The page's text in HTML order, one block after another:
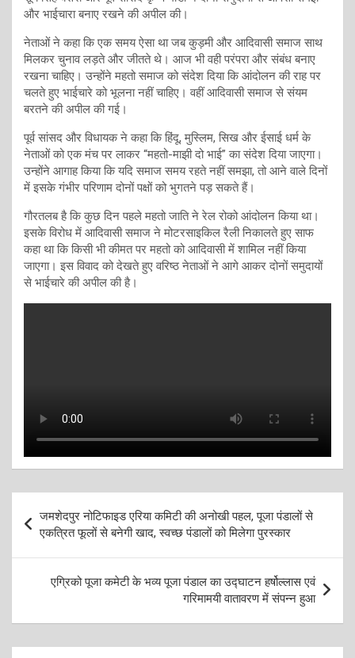
और भाईचारा बनाए रखने की अपील की।
नेताओं ने कहा कि एक समय ऐसा था जब कुड़मी और आदिवासी समाज साथ
मिलकर चुनाव लड़ते और जीतते थे। आज भी वही परंपरा और संबंध बनाए
रखना चाहिए। उन्होंने महतो समाज को संदेश दिया कि आंदोलन की राह पर
चलते हुए भाईचारे को भूलना नहीं चाहिए। वहीं आदिवासी समाज से संयम
बरतने की अपील की गई।
पूर्व सांसद और विधायक ने कहा कि हिंदू, मुस्लिम, सिख और ईसाई धर्म के
नेताओं को एक मंच पर लाकर “महतो-माझी दो भाई” का संदेश दिया जाएगा।
उन्होंने आगाह किया कि यदि समाज समय रहते नहीं समझा, तो आने वाले दिनों
में इसके गंभीर परिणाम दोनों पक्षों को भुगतने पड़ सकते हैं।
गौरतलब है कि कुछ दिन पहले महतो जाति ने रेल रोको आंदोलन किया था।
इसके विरोध में आदिवासी समाज ने मोटरसाइकिल रैली निकालते हुए साफ
कहा था कि किसी भी कीमत पर महतो को आदिवासी में शामिल नहीं किया
जाएगा। इस विवाद को देखते हुए वरिष्ठ नेताओं ने आगे आकर दोनों समुदायों
से भाईचारे की अपील की है।
navigation
जमशेदपुर नोटिफाइड एरिया कमिटी की अनोखी पहल, पूजा पंडालों से
एकत्रित फूलों से बनेगी खाद, स्वच्छ पंडालों को मिलेगा पुरस्कार
एग्रिको पूजा कमेटी के भव्य पूजा पंडाल का उद्घाटन हर्षोल्लास एवं
गरिमामयी वातावरण में संपन्न हुआ